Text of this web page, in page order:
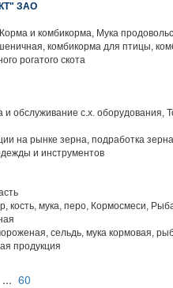
ЗАО
и комбикорма, Мука
комбикорма для птицы,
рогатого скота
и обслуживание с.х. оборудования,
на рынке зерна, подработка
и инструментов
кость, мука, перо, Кормосмеси,
сельдь, мука кормовая,
продукция
... 60